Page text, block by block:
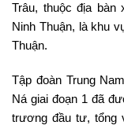
Trâu, thuộc địa bàn
Ninh Thuận, là khu
Thuận.
Tập đoàn Trung
Ná giai đoạn 1 đã
trương đầu tư, tổng